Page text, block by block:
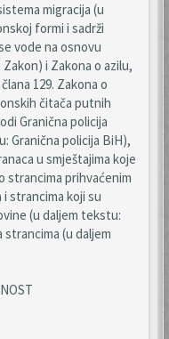
migracija (u
formi i sadrži
vode na osnovu
i Zakona o azilu,
129. Zakona o
čitača putnih
Granična policija
Granična policija BiH),
u smještajima koje
strancima prihvaćenim
strancima koji su
(u daljem tekstu:
strancima (u daljem